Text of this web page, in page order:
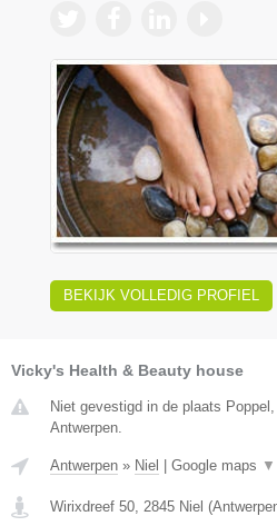
BEKIJK VOLLEDIG PROFIEL
Vicky's Health & Beauty house
Niet gevestigd in de plaats
Antwerpen.
Antwerpen » Niel Google maps ▼
Wirixdreef 50, 2845 Niel (